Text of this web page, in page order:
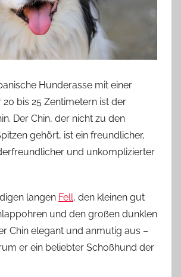
Hunderasse mit einer
bis 25 Zentimetern ist der
Der Chin, der nicht zu den
gehört, ist ein freundlicher,
und unkomplizierter
langen Fell, den kleinen gut
und den großen dunklen
Chin elegant und anmutig aus –
er ein beliebter Schoßhund der